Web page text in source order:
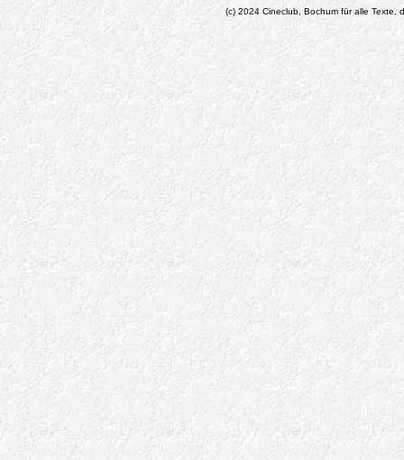
(c) 2024 Cineclub, Bochum für alle Texte,